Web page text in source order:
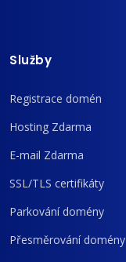
Služby
Registrace domén
Hosting Zdarma
E-mail Zdarma
SSL/TLS certifikáty
Parkování domény
Přesměrování domény